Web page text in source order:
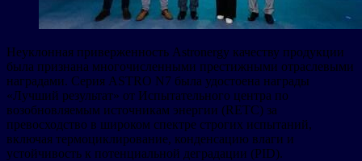
Неуклонная приверженность Astronergy качеству продукции
была признана многочисленными престижными отраслевыми
наградами. Серия ASTRO N7 была удостоена награды
«Лучший результат» от Испытательного центра по
возобновляемым источникам энергии (RETC) за
превосходство в широком спектре строгих испытаний,
включая термоциклирование, конденсацию влаги и
устойчивость к потенциальной деградации (PID).